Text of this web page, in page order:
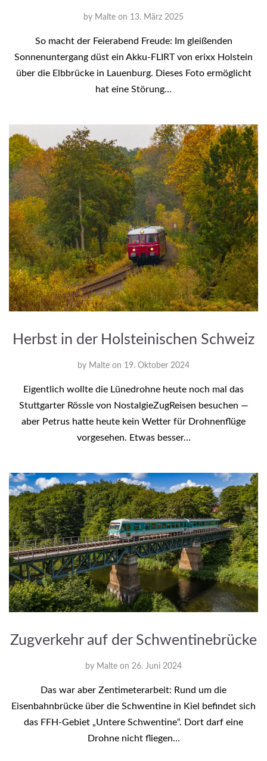
by Malte on 13. März 2025
So macht der Feierabend Freude: Im gleißenden
Sonnenuntergang düst ein Akku-FLIRT von erixx Holstein
über die Elbbrücke in Lauenburg. Dieses Foto ermöglicht
hat eine Störung…
Herbst in der Holsteinischen Schweiz
by Malte on 19. Oktober 2024
Eigentlich wollte die Lünedrohne heute noch mal das
Stuttgarter Rössle von NostalgieZugReisen besuchen —
aber Petrus hatte heute kein Wetter für Drohnenflüge
vorgesehen. Etwas besser…
Zugverkehr auf der Schwentinebrücke
by Malte on 26. Juni 2024
Das war aber Zentimeterarbeit: Rund um die
Eisenbahnbrücke über die Schwentine in Kiel befindet sich
das FFH-Gebiet „Untere Schwentine“. Dort darf eine
Drohne nicht fliegen…